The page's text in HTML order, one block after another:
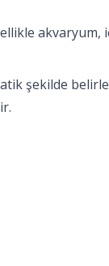
şekilde